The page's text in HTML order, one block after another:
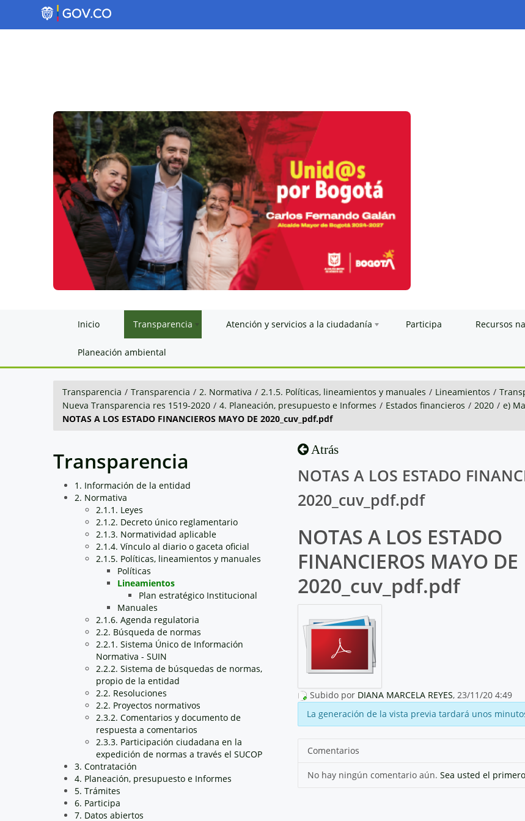
Inicio Transparencia Atención y servicios a la ciudadanía Participa Recursos
Planeación ambiental
Transparencia / Transparencia / 2. Normativa / 2.1.5. Políticas, lineamientos y manuales / Lineamientos /
Nueva Transparencia res 1519-2020 / 4. Planeación, presupuesto e Informes / Estados financieros / 2020 / e)
NOTAS A LOS ESTADO FINANCIEROS MAYO DE 2020_cuv_pdf.pdf
Transparencia
1. Información de la entidad
2. Normativa
2.1.1. Leyes
2.1.2. Decreto único reglamentario
2.1.3. Normatividad aplicable
2.1.4. Vínculo al diario o gaceta oficial
2.1.5. Políticas, lineamientos y manuales
Políticas
Lineamientos
Plan estratégico Institucional
Manuales
2.1.6. Agenda regulatoria
2.2. Búsqueda de normas
2.2.1. Sistema Único de Información
Normativa - SUIN
2.2.2. Sistema de búsquedas de normas,
propio de la entidad
2.2. Resoluciones
2.2. Proyectos normativos
2.3.2. Comentarios y documento de
respuesta a comentarios
2.3.3. Participación ciudadana en la
expedición de normas a través el SUCOP
3. Contratación
4. Planeación, presupuesto e Informes
5. Trámites
6. Participa
7. Datos abiertos
Atrás
NOTAS A LOS ESTADO
2020_cuv_pdf.pdf
NOTAS A LOS ESTADO
FINANCIEROS MAYO DE
2020_cuv_pdf.pdf
Subido por DIANA MARCELA REYES, 23/11/20 4:49
La generación de la vista previa tardará unos
Comentarios
No hay ningún comentario aún. Sea usted el